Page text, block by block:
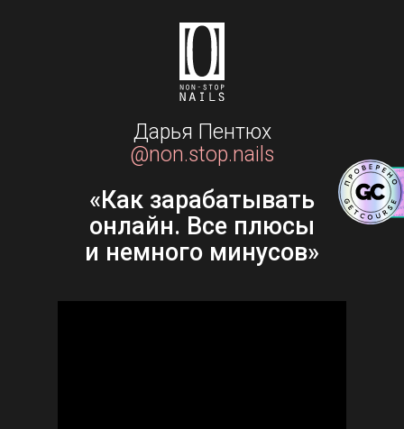
«Как зарабатывать
онлайн. Все плюсы
и немного минусов»
Дарья Пентюх
@non.stop.nails